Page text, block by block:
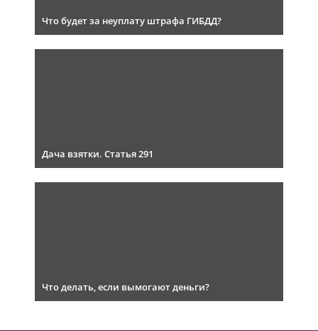
Что будет за неуплату штрафа ГИБДД?
Дача взятки. Статья 291
Что делать, если вымогают деньги?